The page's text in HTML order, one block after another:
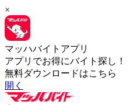
×
マッハバイトアプリ
アプリでお得にバイト探し！
無料ダウンロードはこちら
開く